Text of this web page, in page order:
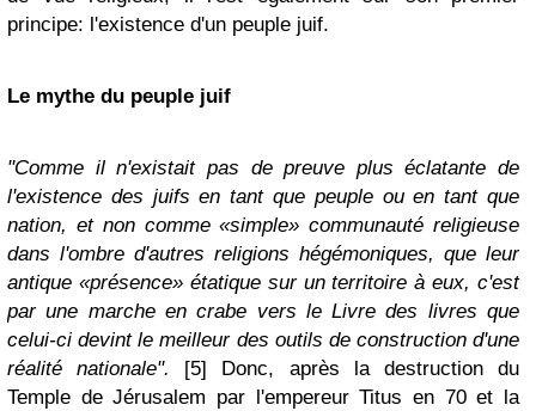
principe: l'existence d'un peuple juif.
Le mythe du peuple juif
"Comme il n'existait pas de preuve plus éclatante de
l'existence des juifs en tant que peuple ou en tant que
nation, et non comme «simple» communauté religieuse
dans l'ombre d'autres religions hégémoniques, que leur
antique «présence» étatique sur un territoire à eux, c'est
par une marche en crabe vers le Livre des livres que
celui-ci devint le meilleur des outils de construction d'une
réalité nationale".
[5] Donc, après la destruction du
Temple de Jérusalem par l'empereur Titus en 70 et la